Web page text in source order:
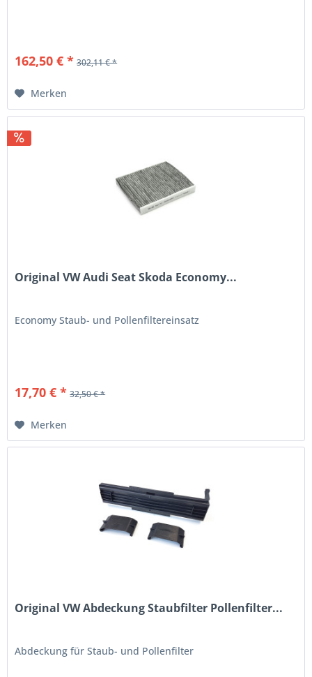
162,50 € * 302,11 € *
Merken
Original VW Audi Seat Skoda Economy...
Economy Staub- und Pollenfiltereinsatz
17,70 € * 32,50 € *
Merken
Original VW Abdeckung Staubfilter Pollenfilter...
Abdeckung für Staub- und Pollenfilter